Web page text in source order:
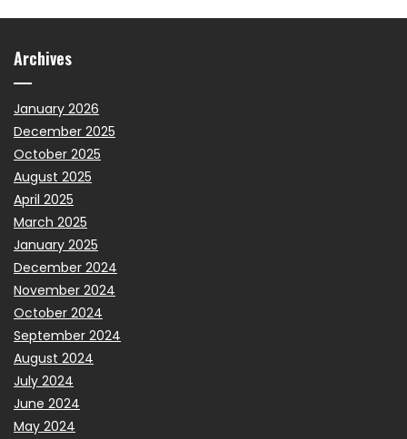
Archives
January 2026
December 2025
October 2025
August 2025
April 2025
March 2025
January 2025
December 2024
November 2024
October 2024
September 2024
August 2024
July 2024
June 2024
May 2024